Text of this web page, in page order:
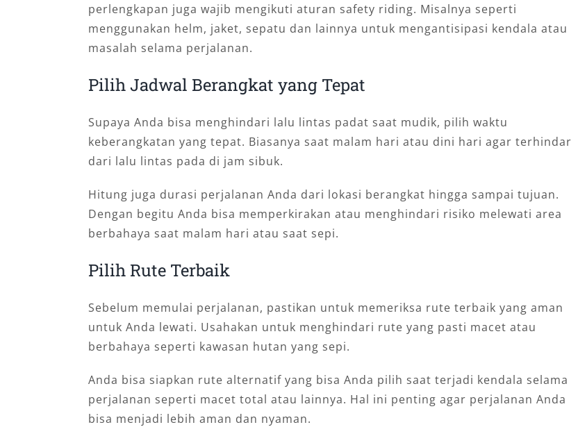
perlengkapan juga wajib mengikuti aturan safety riding. Misalnya seperti
menggunakan helm, jaket, sepatu dan lainnya untuk mengantisipasi kendala atau
masalah selama perjalanan.
Pilih Jadwal Berangkat yang Tepat
Supaya Anda bisa menghindari lalu lintas padat saat mudik, pilih waktu
keberangkatan yang tepat. Biasanya saat malam hari atau dini hari agar terhindar
dari lalu lintas pada di jam sibuk.
Hitung juga durasi perjalanan Anda dari lokasi berangkat hingga sampai tujuan.
Dengan begitu Anda bisa memperkirakan atau menghindari risiko melewati area
berbahaya saat malam hari atau saat sepi.
Pilih Rute Terbaik
Sebelum memulai perjalanan, pastikan untuk memeriksa rute terbaik yang aman
untuk Anda lewati. Usahakan untuk menghindari rute yang pasti macet atau
berbahaya seperti kawasan hutan yang sepi.
Anda bisa siapkan rute alternatif yang bisa Anda pilih saat terjadi kendala selama
perjalanan seperti macet total atau lainnya. Hal ini penting agar perjalanan Anda
bisa menjadi lebih aman dan nyaman.